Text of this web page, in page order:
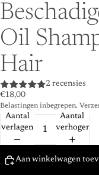
Oil
Hair
2 recensies
€18,00
Belastingen inbegrepen.
Aantal
verlagen
Aantal
verhogen
Aan winkelwagen